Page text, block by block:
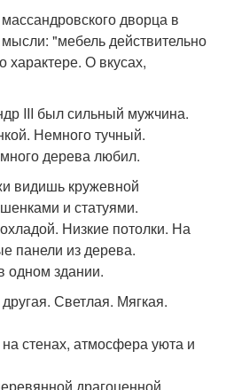
дворца в
"мебель действительно
характере. О вкусах,
III был сильный мужчина.
Немного тучный.
дерева любил.
видишь кружевной
и статуями.
Низкие потолки. На
панели из дерева.
одном здании.
Светлая. Мягкая.
стенах, атмосфера уюта и